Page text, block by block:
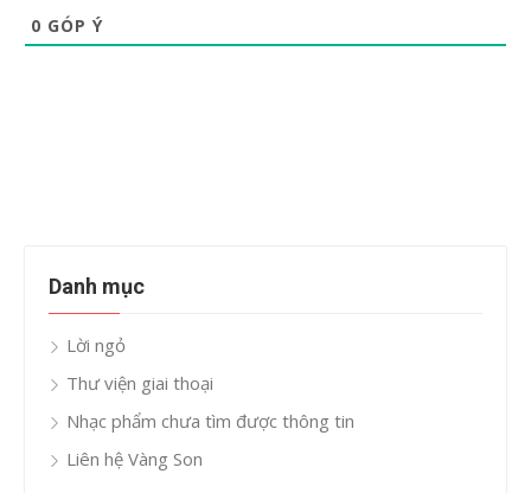
0 GÓP Ý
Danh mục
Lời ngỏ
Thư viện giai thoại
Nhạc phẩm chưa tìm được thông tin
Liên hệ Vàng Son